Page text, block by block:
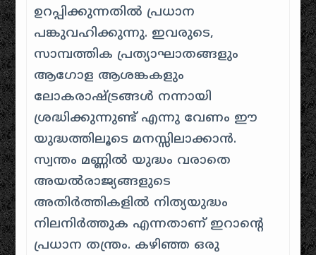
ഉറപ്പിക്കുന്നതിൽ പ്രധാന
പങ്കുവഹിക്കുന്നു. ഇവരുടെ, ​
സാമ്പത്തിക പ്രത്യാഘാതങ്ങളും
ആഗോള ആശങ്കകളും
ലോകരാഷ്ട്രങ്ങൾ നന്നായി
ശ്രദ്ധിക്കുന്നുണ്ട് എന്നു വേണം ഈ
യുദ്ധത്തിലൂടെ മനസ്സിലാക്കാൻ. ​
സ്വന്തം മണ്ണിൽ യുദ്ധം വരാതെ
അയൽരാജ്യങ്ങളുടെ
അതിർത്തികളിൽ നിത്യയുദ്ധം
നിലനിർത്തുക എന്നതാണ് ഇറാന്റെ
പ്രധാന തന്ത്രം. കഴിഞ്ഞ ഒരു